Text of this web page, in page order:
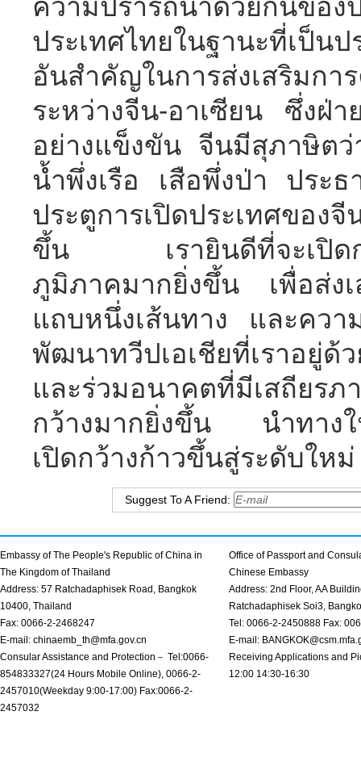
ความปรารถนาด้วยกันของ
ประเทศไทยในฐานะที่เป็
อันสำคัญในการส่งเสริมกา
ระหว่างจีน-อาเซียน ซึ่งฝ่
อย่างแข็งขัน จีนมีสุภาษิต
น้ำพึ่งเรือ เสือพึ่งป่า ประ
ประตูการเปิดประเทศขอ
ขึ้น เรายินดีที่จะเปิดกว้
ภูมิภาคมากยิ่งขึ้น เพื่อส่ง
แถบหนึ่งเส้นทาง และควา
พัฒนาทวีปเอเชียที่เราอยู่
และร่วมอนาคตที่มีเสถีย
กว้างมากยิ่งขึ้น นำทางใ
เปิดกว้างก้าวขึ้นสู่ระดับใหม่
Suggest To A Friend:
Embassy of The People's Republic of China in
The Kingdom of Thailand
Address: 57 Ratchadaphisek Road, Bangkok
10400, Thailand
Fax: 0066-2-2468247
E-mail: chinaemb_th@mfa.gov.cn
Consular Assistance and Protection－ Tel:0066-
854833327(24 Hours Mobile Online), 0066-2-
2457010(Weekday 9:00-17:00) Fax:0066-2-
2457032
Office of Passport and
Chinese Embassy
Address: 2nd Floor, AA
Ratchadaphisek Soi3,
Tel: 0066-2-2450888 Fax:
E-mail:
Receiving Applications and
12:00 14:30-16:30